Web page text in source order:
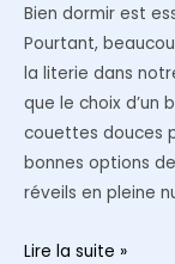
Bien dormir est
Pourtant,
la literie dans
que le choix d’un
couettes douces
bonnes options
réveils en pleine
Quelle
Lire la suite »